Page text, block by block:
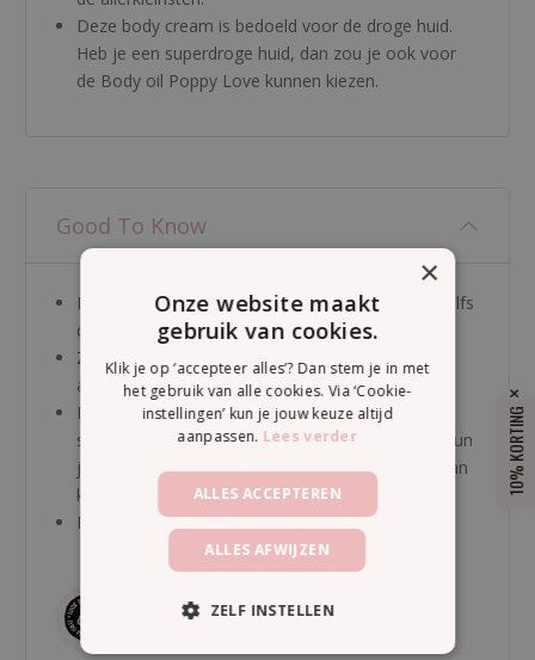
Deze body cream is bedoeld voor de droge huid.
Heb je een superdroge huid, dan zou je ook voor
de Body oil Poppy Love kunnen kiezen.
Good To Know
De body cream is geschikt voor alle leeftijden, zelfs
de allerkleinsten.
Zowel het parfum als het conserveermiddel zijn
allergenenvrij.
De tube is gemaakt van bioplastic gewonnen uit
suikerriet en is BPA-vrij. Als de tube leeg is, dan kun
je hem in zijn geheel bij het plastic afval doen. Dan
kan hij helemaal gerecycled worden.
De Body cream Poppy Love is helemaal vegan.
10% KORTING
×
Onze website maakt
gebruik van cookies.
Klik je op ‘accepteer alles’? Dan stem je in met
het gebruik van alle cookies. Via ‘Cookie-
instellingen’ kun je jouw keuze altijd
aanpassen. Lees verder
ALLES ACCEPTEREN
ALLES AFWIJZEN
ZELF INSTELLEN